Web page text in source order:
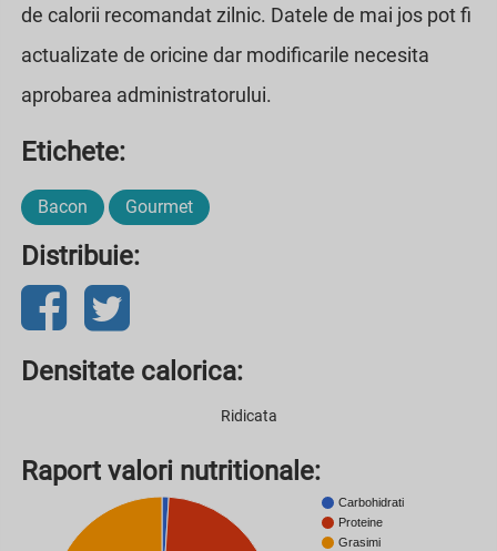
de calorii recomandat zilnic. Datele de mai jos pot fi
actualizate de oricine dar modificarile necesita
aprobarea administratorului.
Etichete:
Bacon Gourmet
Distribuie:
Densitate calorica:
Ridicata
Raport valori nutritionale:
Carbohidrati
Proteine
Grasimi